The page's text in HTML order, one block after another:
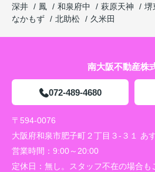
深井
鳳 和泉府中 萩原天神 堺
なかもず
北助松 久米田
南大阪不動産株
072-489-4680
〒594-0076
大阪府和泉市肥子町２丁目３-３１ あ
営業時間： 9:00～20:00
定休日： 無し。スタッフ不在の場合も